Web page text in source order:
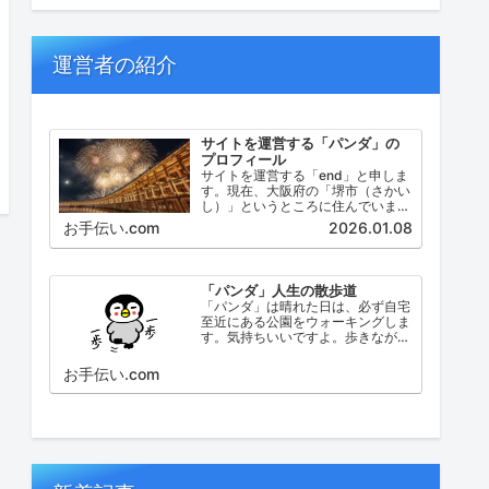
運営者の紹介
サイトを運営する「パンダ」の
プロフィール
サイトを運営する「end」と申しま
す。現在、大阪府の「堺市（さかい
し）」というところに住んでいま
す。堺市（さかいし）は、大阪府の
泉北地域にある政令指定都市で、府
内では大阪市に次いで人口が多い都
お手伝い.com 2026.01.08
「パンダ」人生の散歩道
「パンダ」は晴れた日は、必ず自宅
至近にある公園をウォーキングしま
す。気持ちいいですよ。歩きなが
お手伝い.com